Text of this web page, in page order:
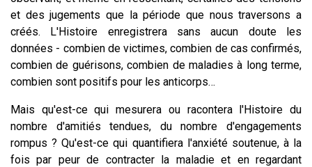
et des jugements que la période que nous traversons a
créés. L'Histoire enregistrera sans aucun doute les
données - combien de victimes, combien de cas confirmés,
combien de guérisons, combien de maladies à long terme,
combien sont positifs pour les anticorps…
Mais qu'est-ce qui mesurera ou racontera l'Histoire du
nombre d'amitiés tendues, du nombre d'engagements
rompus ? Qu'est-ce qui quantifiera l'anxiété soutenue, à la
fois par peur de contracter la maladie et en regardant